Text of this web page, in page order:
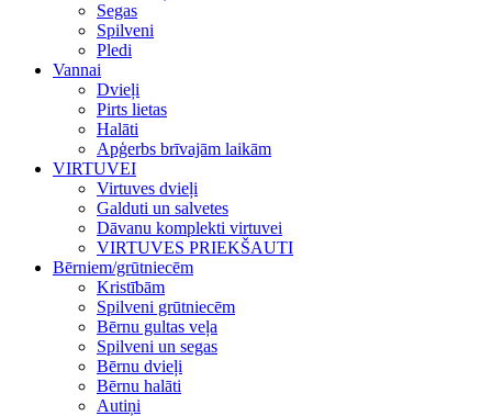
Segas
Spilveni
Pledi
Vannai
Dvieļi
Pirts lietas
Halāti
Apģerbs brīvajām laikām
VIRTUVEI
Virtuves dvieļi
Galduti un salvetes
Dāvanu komplekti virtuvei
VIRTUVES PRIEKŠAUTI
Bērniem/grūtniecēm
Kristībām
Spilveni grūtniecēm
Bērnu gultas veļa
Spilveni un segas
Bērnu dvieļi
Bērnu halāti
Autiņi